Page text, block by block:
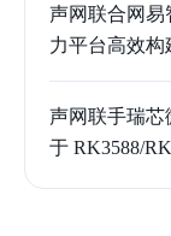
声网联合网易
力平台高效构
声网联手瑞芯
于 RK3588/